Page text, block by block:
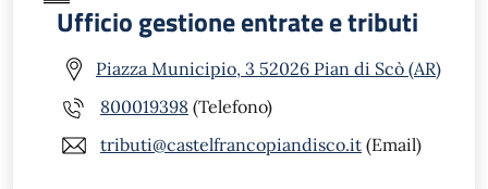
Ufficio gestione entrate e tributi
Piazza Municipio, 3 52026 Pian di Scò (AR)
800019398 (Telefono)
tributi@castelfrancopiandisco.it (Email)